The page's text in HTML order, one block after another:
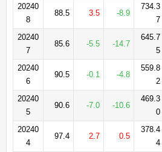
20240
8
88.5 3.5 -8.9
734.3
7
20240
7
85.6 -5.5 -14.7
645.7
5
20240
6
90.5 -0.1 -4.8
559.8
2
20240
5
90.6 -7.0 -10.6
469.3
0
20240
4
97.4 2.7 0.5
378.4
4